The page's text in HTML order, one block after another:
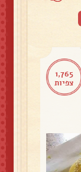
1,765
צפיות